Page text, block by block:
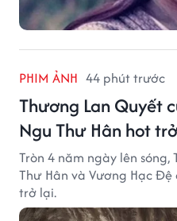
PHIM ẢNH 44 phút trước
Thương Lan Quyết
Ngu Thư Hân hot
Tròn 4 năm ngày lên
Thư Hân và Vương Hạc
trở lại.